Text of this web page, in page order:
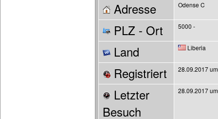
Adresse Odense C
PLZ - Ort 5000 -
Land Liberia
Registriert 28.09.2017
Letzter
Besuch
28.09.2017